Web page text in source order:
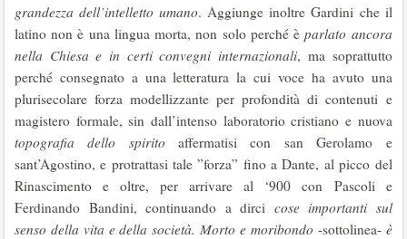
grandezza dell’intelletto umano. Aggiunge inoltre Gardini che il
latino non è una lingua morta, non solo perché èparlato ancora
nella Chiesa e in certi convegni internazionali, ma soprattutto
perché consegnato a una letteratura la cui voce ha avuto una
plurisecolare forza modellizzante per profondità di contenuti e
magistero formale, sin dall’intenso laboratorio cristiano e nuova
topografia
dello spiritoaffermatisi con san Gerolamo e
sant’Agostino, e protrattasi tale ”forza” fino a Dante, al picco del
Rinascimento e oltre, per arrivare al ‘900 con Pascoli e
Ferdinando Bandini, continuando a dirci cose importanti sul
senso della vita e della società. Morto e moribondo -sottolinea- è